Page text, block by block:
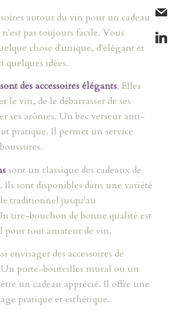
autour du vin pour un cadeau
pas toujours facile. Vous
chose d'unique, d'élégant et
quelques idées.
des accessoires élégants. Elles
le vin, de le débarrasser de ses
ses arômes. Un bec verseur anti-
pratique. Il permet un service
sont un classique des cadeaux de
sont disponibles dans une variété
traditionnel jusqu'au
tire-bouchon de bonne qualité est
pour tout amateur de vin.
envisager des accessoires de
porte-bouteilles mural ou un
un cadeau apprécié. Il offre une
pratique et esthétique.